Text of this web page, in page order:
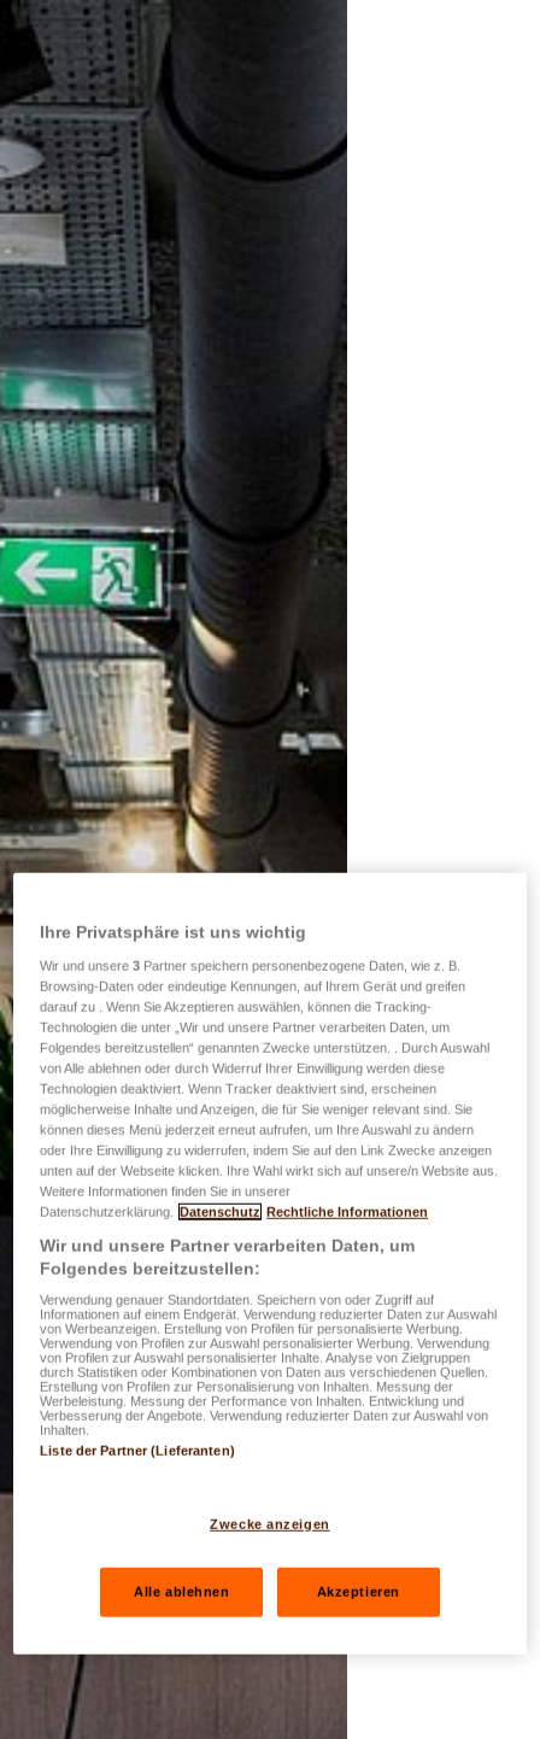
Ihre Privatsphäre ist uns wichtig
Wir und unsere3 Partner speichern personenbezogene Daten, wie z. B.
Browsing-Daten oder eindeutige Kennungen, auf Ihrem Gerät und greifen
darauf zu . Wenn Sie Akzeptieren auswählen, können die Tracking-
Technologien die unter „Wir und unsere Partner verarbeiten Daten, um
Folgendes bereitzustellen“ genannten Zwecke unterstützen. . Durch Auswahl
von Alle ablehnen oder durch Widerruf Ihrer Einwilligung werden diese
Technologien deaktiviert. Wenn Tracker deaktiviert sind, erscheinen
möglicherweise Inhalte und Anzeigen, die für Sie weniger relevant sind. Sie
können dieses Menü jederzeit erneut aufrufen, um Ihre Auswahl zu ändern
oder Ihre Einwilligung zu widerrufen, indem Sie auf den Link Zwecke anzeigen
unten auf der Webseite klicken. Ihre Wahl wirkt sich auf unsere/n Website aus.
Weitere Informationen finden Sie in unserer
Datenschutzerklärung. Datenschutz Rechtliche Informationen
Wir und unsere Partner verarbeiten Daten, um
Folgendes bereitzustellen:
Verwendung genauer Standortdaten. Speichern von oder Zugriff auf
Informationen auf einem Endgerät. Verwendung reduzierter Daten zur Auswahl
von Werbeanzeigen. Erstellung von Profilen für personalisierte Werbung.
Verwendung von Profilen zur Auswahl personalisierter Werbung. Verwendung
von Profilen zur Auswahl personalisierter Inhalte. Analyse von Zielgruppen
durch Statistiken oder Kombinationen von Daten aus verschiedenen Quellen.
Erstellung von Profilen zur Personalisierung von Inhalten. Messung der
Werbeleistung. Messung der Performance von Inhalten. Entwicklung und
Verbesserung der Angebote. Verwendung reduzierter Daten zur Auswahl von
Inhalten.
Liste der Partner (Lieferanten)
Zwecke anzeigen
Alle ablehnen Akzeptieren